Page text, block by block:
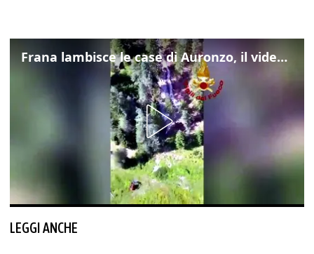
Frana lambisce le case di Auronzo, il video dall'elicottero dei vigili del fuoco
LEGGI ANCHE